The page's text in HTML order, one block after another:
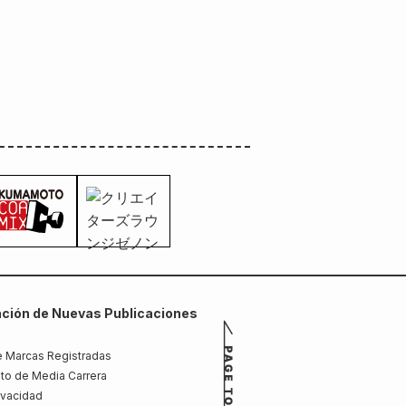
de Nuevas Publicaciones
Marcas Registradas
de Media Carrera